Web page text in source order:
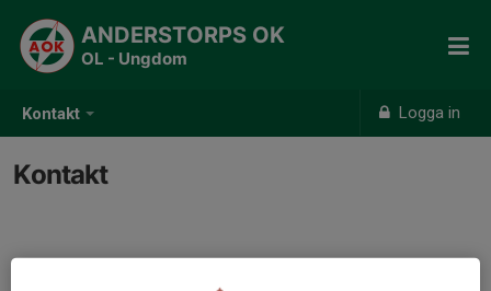
Kontakt Logga in
ANDERSTORPS OK
OL - Ungdom
Kontakt